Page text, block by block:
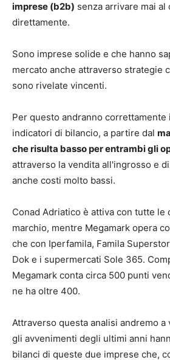
imprese (b2b) senza arrivare mai
direttamente.
Sono imprese solide e che hanno
mercato anche attraverso strategie
sono rivelate vincenti.
Per questo andranno
indicatori di bilancio, a partire dal
che risulta basso per entrambi gli
attraverso la vendita all'ingrosso e
anche costi molto bassi.
Conad Adriatico è attiva con tutte le
marchio, mentre Megamark opera
che con Iperfamila, Famila
Dok e i supermercati Sole 365.
Megamark conta circa 500 punti
ne ha oltre 400.
Attraverso questa analisi andremo a
gli avvenimenti degli ultimi anni
bilanci di queste due imprese che,